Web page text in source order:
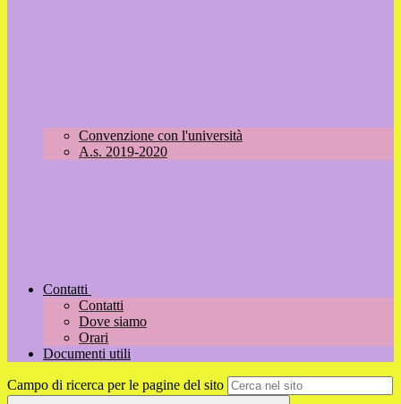
Convenzione con l'università
A.s. 2019-2020
Contatti
Contatti
Dove siamo
Orari
Documenti utili
Campo di ricerca per le pagine del sito